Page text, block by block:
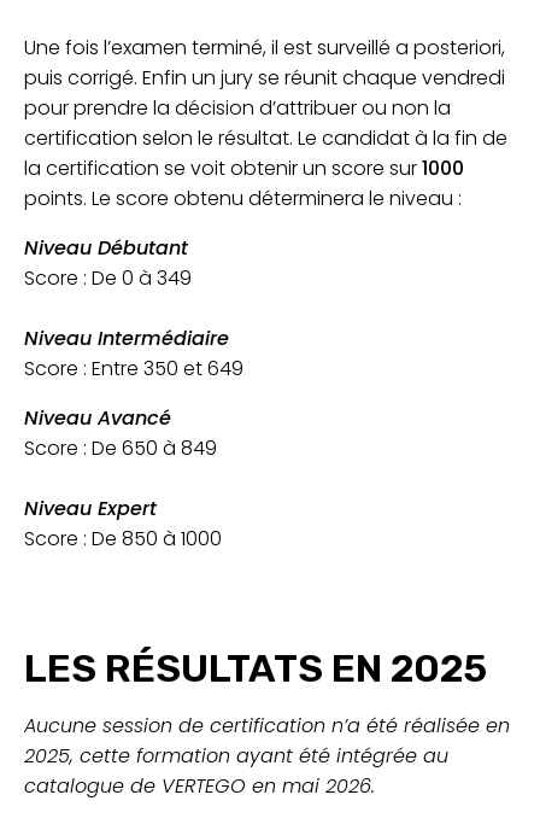
Une fois l’examen terminé, il est surveillé a posteriori,
puis corrigé. Enfin un jury se réunit chaque vendredi
pour prendre la décision d’attribuer ou non la
certification selon le résultat. Le candidat à la fin de
la certification se voit obtenir un score sur1000
points. Le score obtenu déterminera le niveau :
Niveau Débutant
Score : De 0 à 349
Niveau Intermédiaire
Score : Entre 350 et 649
Niveau Avancé
Score : De 650 à 849
Niveau Expert
Score : De 850 à 1000
LES RÉSULTATS EN 2025
Aucune session de certification n’a été réalisée en
2025, cette formation ayant été intégrée au
catalogue de VERTEGO en mai 2026.